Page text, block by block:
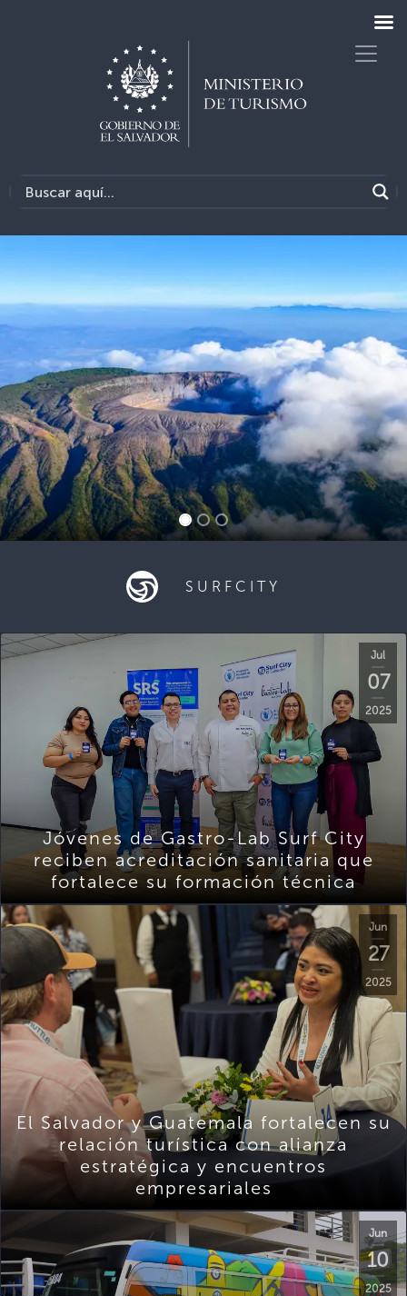
SURFCITY
Jul
07
2025
Jóvenes de Gastro-Lab Surf City
reciben acreditación sanitaria que
fortalece su formación técnica
Jun
27
2025
El Salvador y Guatemala fortalecen su
relación turística con alianza
estratégica y encuentros
empresariales
Jun
10
2025